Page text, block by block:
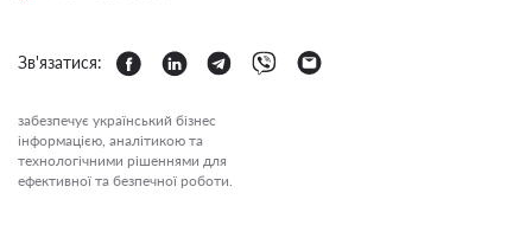
Зв'язатися:
забезпечує український бізнес
інформацією, аналітикою та
технологічними рішеннями для
ефективної та безпечної роботи.